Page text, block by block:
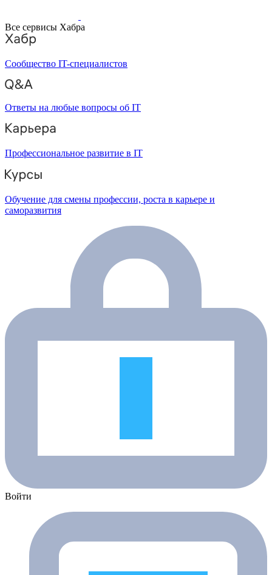
Все сервисы Хабра
Сообщество IT-специалистов
Ответы на любые вопросы об IT
Профессиональное развитие в IT
Обучение для смены профессии, роста в карьере и
саморазвития
Войти